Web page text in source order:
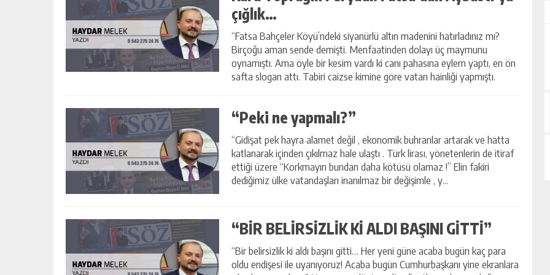
çığlık…
“Fatsa Bahçeler Köyü’ndeki siyanürlü altın madenini hatırladınız mı?
Birçoğu aman sende demişti. Menfaatinden dolayı üç maymunu
oynamıştı. Ama öyle bir kesim vardı ki canı pahasına eylem yaptı, en ön
safta slogan attı. Tabiri caizse kimine göre vatan hainliği yapmıştı.
“Peki ne yapmalı?”
“Gidişat pek hayra alamet değil , ekonomik buhranlar artarak ve hatta
katlanarak içinden çıkılmaz hale ulaştı . Türk lirası, yönetenlerin de itiraf
ettiği üzere “Korkmayın bundan daha kötüsü olamaz !” Elin fakiri
dediğimiz ülke vatandaşları inanılmaz bir değişimle , y...
“BİR BELİRSİZLİK Kİ ALDI BAŞINI GİTTİ”
“Bir belirsizlik ki aldı başını gitti… Her yeni güne acaba bugün kaç para
oldu endişesi ile uyanıyoruz! Acaba bugün Cumhurbaşkanı yine ekranlara